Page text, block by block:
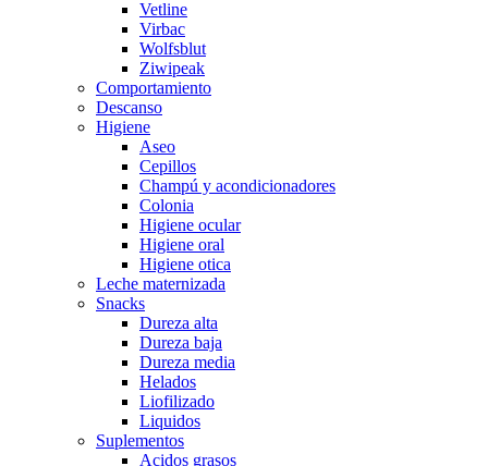
Vetline
Virbac
Wolfsblut
Ziwipeak
Comportamiento
Descanso
Higiene
Aseo
Cepillos
Champú y acondicionadores
Colonia
Higiene ocular
Higiene oral
Higiene otica
Leche maternizada
Snacks
Dureza alta
Dureza baja
Dureza media
Helados
Liofilizado
Liquidos
Suplementos
Acidos grasos